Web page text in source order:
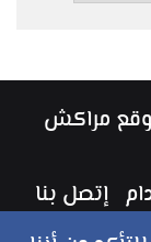
محفوظة © 2026 لموقع مراكش
إتصل بنا